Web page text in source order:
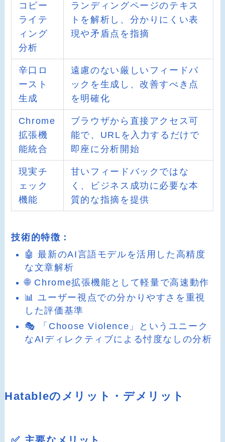
コピー
ライテ
ィング
分析
ランディングページのテキス
トを解析し、分かりにくい表
現や矛盾点を指摘
辛口ロ
ースト
生成
遠慮のない厳しいフィードバ
ックを生成し、改善すべき点
を明確化
Chrome
拡張機
能統合
ブラウザから直接アクセス可
能で、URLを入力するだけで
即座に分析開始
現実チ
ェック
機能
甘いフィードバックではな
く、ビジネス成功に必要な本
質的な指摘を提供
技術的特徴：
🤖 最新のAI言語モデルを活用した高精度
な文章解析
🌐 Chrome拡張機能として軽量で高速動作
📊 ユーザー視点での分かりやすさを重視
した評価基準
🎭 「Choose Violence」というユニーク
なAIディレクティブによる忖度なしの分析
Hatableのメリット・デメリット